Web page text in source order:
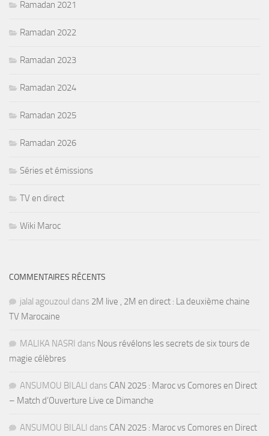
Ramadan 2021
Ramadan 2022
Ramadan 2023
Ramadan 2024
Ramadan 2025
Ramadan 2026
Séries et émissions
TV en direct
Wiki Maroc
COMMENTAIRES RÉCENTS
jalal agouzoul dans 2M live , 2M en direct : La deuxième chaine
TV Marocaine
MALIKA NASRI dans Nous révélons les secrets de six tours de
magie célèbres
ANSUMOU BILALI dans CAN 2025 : Maroc vs Comores en Direct
– Match d’Ouverture Live ce Dimanche
ANSUMOU BILALI dans CAN 2025 : Maroc vs Comores en Direct